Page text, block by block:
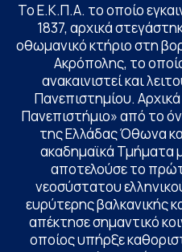
Το Ε.Κ.Π.Α. το οποίο
1837, αρχικά
οθωμανικό κτήριο στη
Ακρόπολης, το
ανακαινιστεί και
Πανεπιστημίου.
Πανεπιστήμιο» από το
της Ελλάδας Όθωνα
ακαδημαϊκά Τμήματα
αποτελούσε το
νεοσύστατου
ευρύτερης βαλκανικής
απέκτησε σημαντικό
οποίος υπήρξε